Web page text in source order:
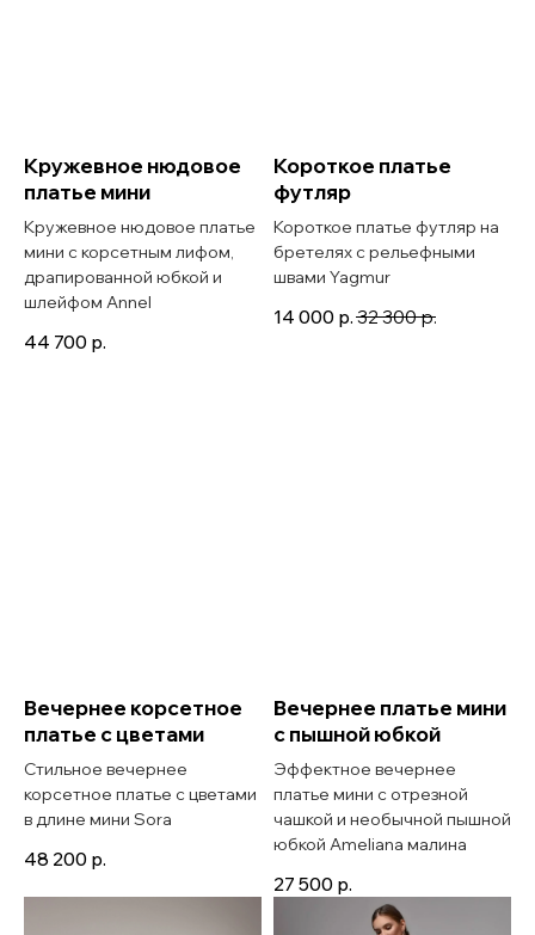
Кружевное нюдовое
платье мини
Кружевное нюдовое платье
мини с корсетным лифом,
драпированной юбкой и
шлейфом Annel
44 700 р.
Короткое платье
футляр
Короткое платье футляр на
бретелях с рельефными
швами Yagmur
14 000 р. 32 300 р.
Вечернее корсетное
платье с цветами
Стильное вечернее
корсетное платье с цветами
в длине мини Sora
48 200 р.
Вечернее платье мини
с пышной юбкой
Эффектное вечернее
платье мини с отрезной
чашкой и необычной пышной
юбкой Ameliana малина
27 500 р.